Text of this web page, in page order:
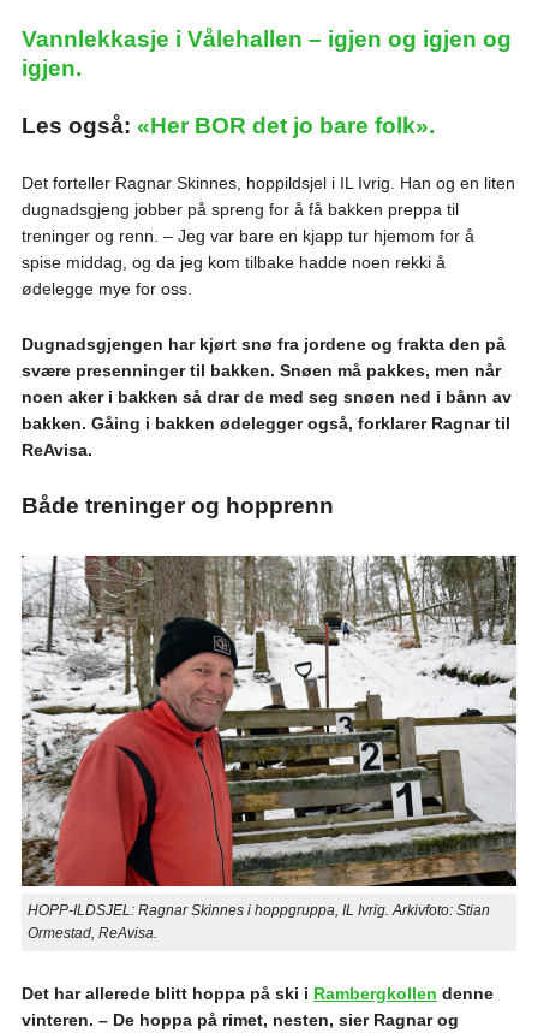
Vannlekkasje i Vålehallen – igjen og igjen og
igjen.
Les også: «Her BOR det jo bare folk».
Det forteller Ragnar Skinnes, hoppildsjel i IL Ivrig. Han og en liten
dugnadsgjeng jobber på spreng for å få bakken preppa til
treninger og renn. – Jeg var bare en kjapp tur hjemom for å
spise middag, og da jeg kom tilbake hadde noen rekki å
ødelegge mye for oss.
Dugnadsgjengen har kjørt snø fra jordene og frakta den på
svære presenninger til bakken. Snøen må pakkes, men når
noen aker i bakken så drar de med seg snøen ned i bånn av
bakken. Gåing i bakken ødelegger også, forklarer Ragnar til
ReAvisa.
Både treninger og hopprenn
HOPP-ILDSJEL: Ragnar Skinnes i hoppgruppa, IL Ivrig. Arkivfoto: Stian
Ormestad, ReAvisa.
Det har allerede blitt hoppa på ski i Rambergkollen denne
vinteren. – De hoppa på rimet, nesten, sier Ragnar og